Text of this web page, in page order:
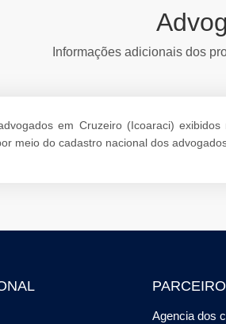
Informações adicionais dos
em Cruzeiro (Icoaraci)
meio do cadastro nacional dos
Agencia dos